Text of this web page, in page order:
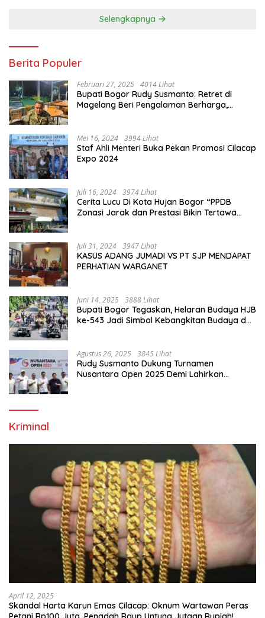
Selengkapnya
Berita Populer
Februari 27, 2025 4014 Lihat
Bupati Bogor Rudy Susmanto: Retret di
Magelang Beri Pengalaman Berharga,
Mei 16, 2024 3994 Lihat
Staf Ahli Menteri Buka Pekan Promosi Cilacap
Expo 2024
Juli 16, 2024 3974 Lihat
Cerita Lucu Di Kota Hujan Bogor “PPDB
Zonasi Jarak dan Prestasi Bikin Tertawa
Juli 31, 2024 3947 Lihat
KASUS ADANG JUMADI VS PT SJP MENDAPAT
PERHATIAN WARGANET
Juni 14, 2025 3888 Lihat
Bupati Bogor Tegaskan, Helaran Budaya HJB
ke-543 Jadi Simbol Kebangkitan Budaya dan
Agustus 26, 2025 3845 Lihat
Rudy Susmanto Dukung Turnamen
Nusantara Open 2025 Demi Lahirkan
Kriminal
April 12, 2025
Skandal Harta Karun Emas Cilacap: Oknum Wartawan Peras